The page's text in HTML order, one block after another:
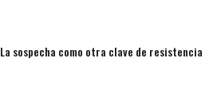
La sospecha como otra clave de resistencia